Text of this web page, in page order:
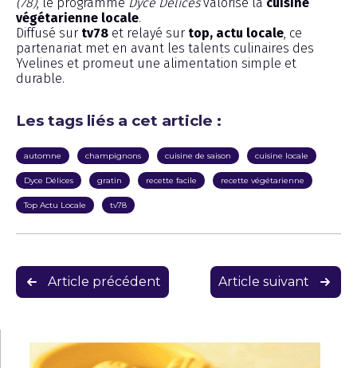
végétarienne locale.
Diffusé sur tv78 et relayé sur top, actu locale , ce
partenariat met en avant les talents culinaires des
Yvelines et promeut une alimentation simple et
durable.
Les tags liés a cet article :
automne champignons cuisine de saison cuisine locale
Dyce Délices gratin recette facile recette végétarienne
Top Actu Locale tv78
Navigation
de
Article précédent Article suivant